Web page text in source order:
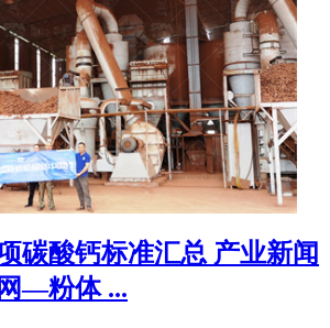
碳酸钙标准汇总 产业新闻
—粉体 ...